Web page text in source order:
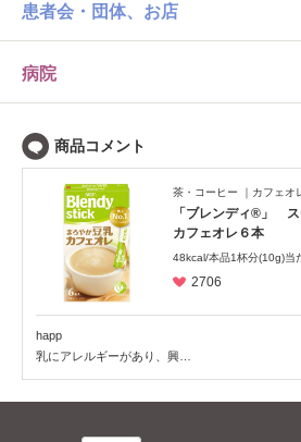
患者会・団体、お店
病院
茶・コーヒー カフェオ
「ブレンディ®」
カフェオレ６本
48kcal/本品1杯分(10g)当
2706
happ
乳にアレルギーがあり、興…